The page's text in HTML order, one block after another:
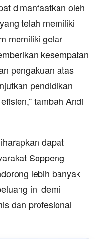
dimanfaatkan oleh
telah memiliki
memiliki gelar
kesempatan
pengakuan atas
pendidikan
tambah Andi
dapat
Soppeng
lebih banyak
ini demi
dan profesional